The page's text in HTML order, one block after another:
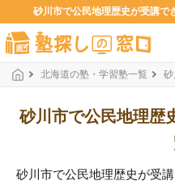
砂川市で公民地理歴史が受講で
北海道の塾・学習塾一覧
砂川市で公民地理歴
砂川市で公民地理歴史が受